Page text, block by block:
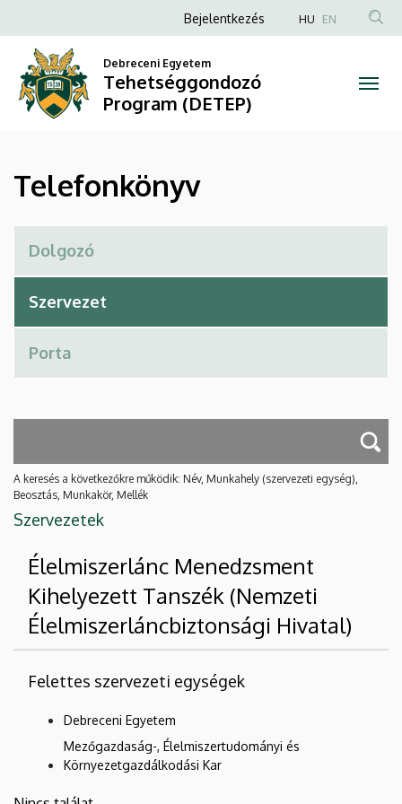
Telefonkönyv
Tehetséggondozó
Program
(DETEP)
a
tartalomra
Anonim
fiók
menüje
Bejelentkezés HU EN
Debreceni Egyetem
Tehetséggondozó
Program (DETEP)
Telefonkönyv
A keresés a következőkre működik: Név, Munkahely (szervezeti egység),
Beosztás, Munkakör, Mellék
Szervezetek
Élelmiszerlánc Menedzsment
Kihelyezett Tanszék (Nemzeti
Élelmiszerláncbiztonsági Hivatal)
Felettes szervezeti egységek
Debreceni Egyetem
Mezőgazdaság-, Élelmiszertudományi és
Környezetgazdálkodási Kar